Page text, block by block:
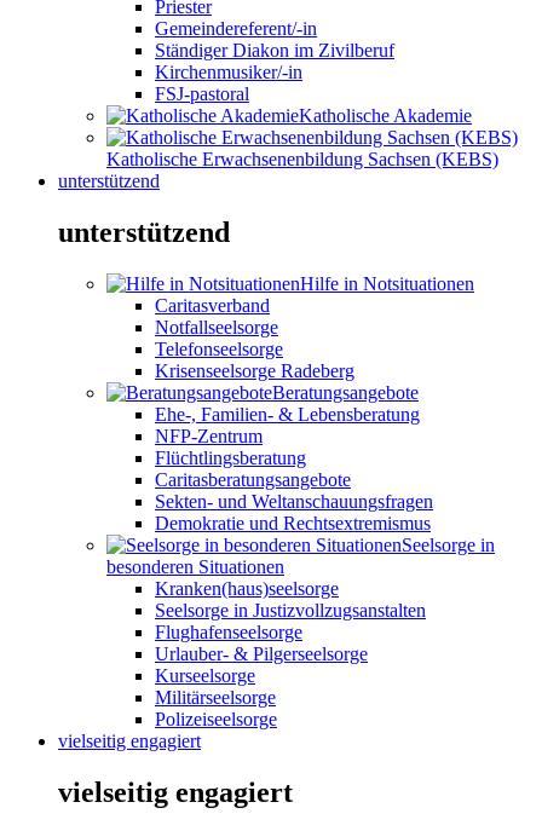
Priester
Gemeindereferent/-in
Ständiger Diakon im Zivilberuf
Kirchenmusiker/-in
FSJ-pastoral
Katholische Akademie
Katholische Erwachsenenbildung Sachsen (KEBS)
unterstützend
unterstützend
Hilfe in Notsituationen
Caritasverband
Notfallseelsorge
Telefonseelsorge
Krisenseelsorge Radeberg
Beratungsangebote
Ehe-, Familien- & Lebensberatung
NFP-Zentrum
Flüchtlingsberatung
Caritasberatungsangebote
Sekten- und Weltanschauungsfragen
Demokratie und Rechtsextremismus
Seelsorge in
besonderen Situationen
Kranken(haus)seelsorge
Seelsorge in Justizvollzugsanstalten
Flughafenseelsorge
Urlauber- & Pilgerseelsorge
Kurseelsorge
Militärseelsorge
Polizeiseelsorge
vielseitig engagiert
vielseitig engagiert